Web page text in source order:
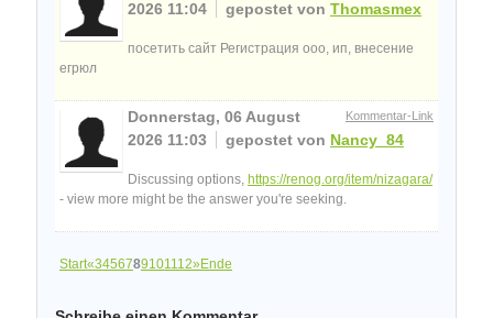
2026 11:04
gepostet von Thomasmex
посетить сайт Регистрация ооо, ип, внесение
егрюл
Kommentar-Link
Donnerstag, 06 August
2026 11:03
gepostet von Nancy_84
Discussing options, https://renog.org/item/nizagara/
- view more might be the answer you're seeking.
Start«3456789101112»Ende